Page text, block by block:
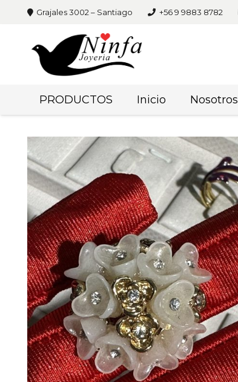
Grajales 3002 – Santiago +56 9 9883 8782
PRODUCTOS Inicio Nosotros